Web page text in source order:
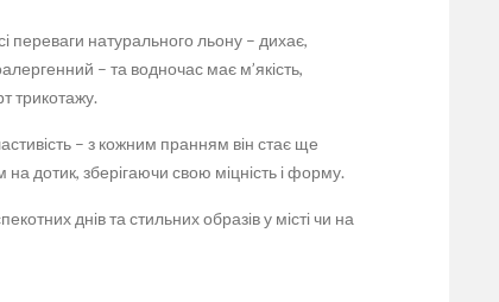
переваги натурального льону – дихає,
– та водночас має м’якість,
трикотажу.
– з кожним пранням він стає ще
дотик, зберігаючи свою міцність і форму.
днів та стильних образів у місті чи на